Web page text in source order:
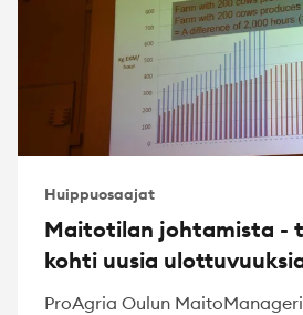
Huippuosaajat
Maitotilan johtamista -
kohti uusia
ProAgria Oulun